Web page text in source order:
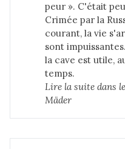
peur ». C'était
Crimée par la
courant, la vie
sont
la cave est utile,
temps.
Lire la suite dans
Mäder